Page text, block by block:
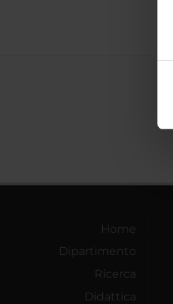
Home
Dipartimento
Ricerca
Didattica